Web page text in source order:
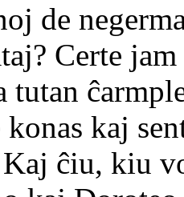
de
Certe
tutan
kaj
ĉiu, kiu